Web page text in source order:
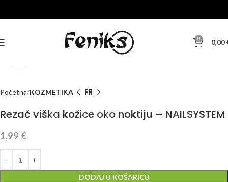
0 0,00
Početna KOZMETIKA
Rezač viška kožice oko noktiju – NAILSYSTEM
1,99 €
DODAJ U KOŠARICU